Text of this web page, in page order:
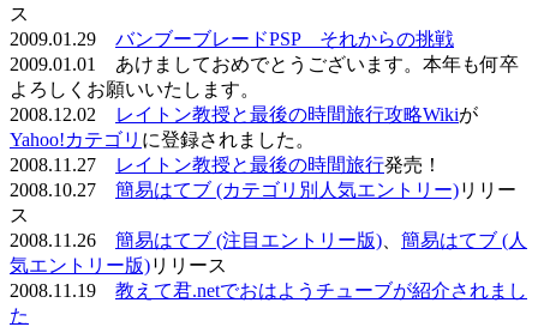
ス
2009.01.29 バンブーブレードPSP それからの挑戦
2009.01.01 あけましておめでとうございます。本年も何卒
よろしくお願いいたします。
2008.12.02
レイトン教授と最後の時間旅行攻略Wikiが
Yahoo!カテゴリ に登録されました。
2008.11.27
レイトン教授と最後の時間旅行発売！
2008.10.27 簡易はてブ (カテゴリ別人気エントリー)リリー
ス
2008.11.26 簡易はてブ (注目エントリー版)
簡易はてブ (人
気エントリー版)リリース
2008.11.19 教えて君.netでおはようチューブが紹介されまし
た